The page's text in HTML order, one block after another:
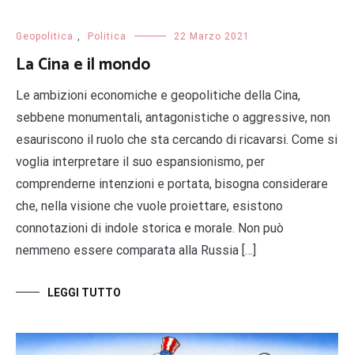
Geopolitica Politica 22 Marzo 2021
La Cina e il mondo
Le ambizioni economiche e geopolitiche della Cina,
sebbene monumentali, antagonistiche o aggressive, non
esauriscono il ruolo che sta cercando di ricavarsi. Come si
voglia interpretare il suo espansionismo, per
comprenderne intenzioni e portata, bisogna considerare
che, nella visione che vuole proiettare, esistono
connotazioni di indole storica e morale. Non può
nemmeno essere comparata alla Russia […]
LEGGI TUTTO